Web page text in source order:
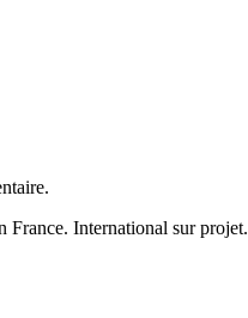
France. International sur projet.